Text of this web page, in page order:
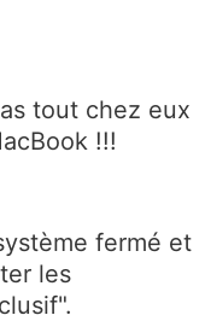
tout chez eux
!!!
fermé et
les